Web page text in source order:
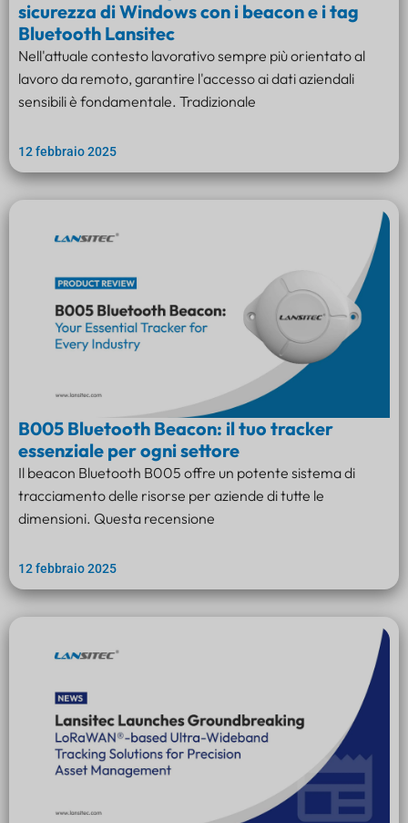
sicurezza di Windows con i beacon e i tag
Bluetooth Lansitec
Nell'attuale contesto lavorativo sempre più orientato al
lavoro da remoto, garantire l'accesso ai dati aziendali
sensibili è fondamentale. Tradizionale
12 febbraio 2025
B005 Bluetooth Beacon: il tuo tracker
essenziale per ogni settore
Il beacon Bluetooth B005 offre un potente sistema di
tracciamento delle risorse per aziende di tutte le
dimensioni. Questa recensione
12 febbraio 2025